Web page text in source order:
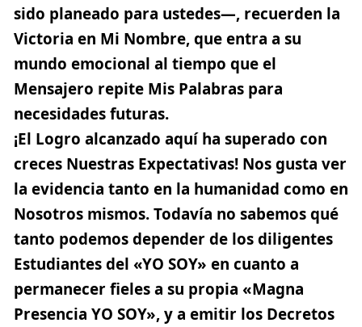
sido planeado para ustedes—, recuerden la
Victoria en Mi Nombre, que entra a su
mundo emocional al tiempo que el
Mensajero repite Mis Palabras para
necesidades futuras.
¡El Logro alcanzado aquí ha superado con
creces Nuestras Expectativas! Nos gusta ver
la evidencia tanto en la humanidad como en
Nosotros mismos. Todavía no sabemos qué
tanto podemos depender de los diligentes
Estudiantes del «YO SOY» en cuanto a
permanecer fieles a su propia «Magna
Presencia YO SOY», y a emitir los Decretos